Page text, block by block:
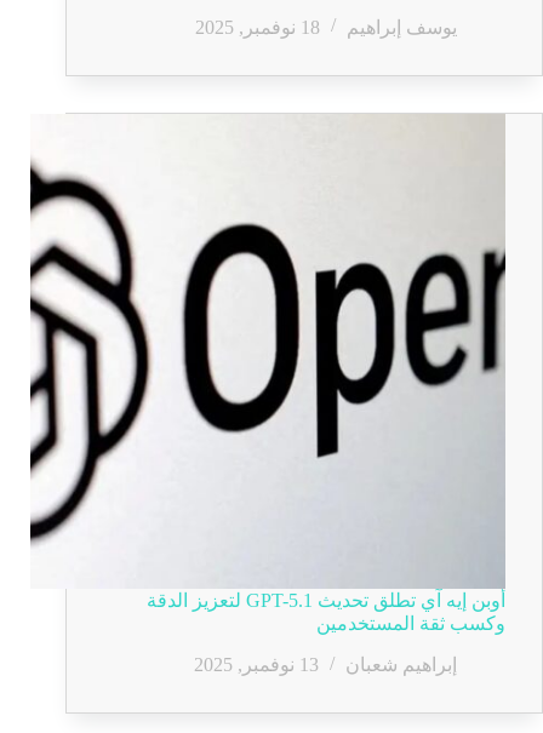
يوسف إبراهيم
18 نوفمبر, 2025
أوبن إيه آي تطلق تحديث GPT-5.1 لتعزيز الدقة
وكسب ثقة المستخدمين
إبراهيم شعبان
13 نوفمبر, 2025